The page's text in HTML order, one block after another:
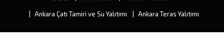
Ankara Çatı Tamiri ve Su Yalıtımı Ankara Teras Yalıtımı